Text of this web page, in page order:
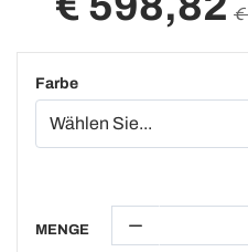
€
Farbe
MENGE